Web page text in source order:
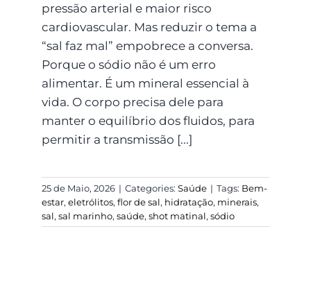
pressão arterial e maior risco
cardiovascular. Mas reduzir o tema a
“sal faz mal” empobrece a conversa.
Porque o sódio não é um erro
alimentar. É um mineral essencial à
vida. O corpo precisa dele para
manter o equilíbrio dos fluidos, para
permitir a transmissão [...]
25 de Maio, 2026 | Categories: Saúde | Tags: Bem-
estar, eletrólitos, flor de sal, hidratação, minerais,
sal, sal marinho, saúde, shot matinal, sódio